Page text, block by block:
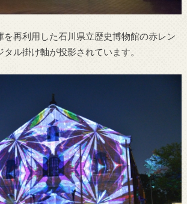
を再利用した石川県立歴史博物館の赤レン
ル掛け軸が投影されています。